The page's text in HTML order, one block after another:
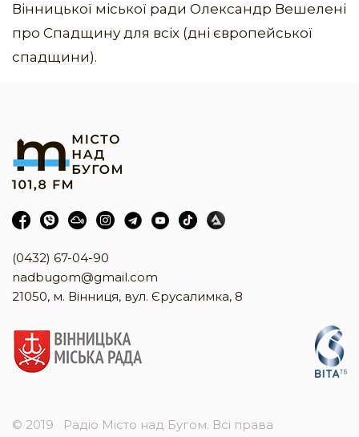
Вінницької міської ради Олександр Вешелені
про Спадщину для всіх (дні європейської
спадщини).
(0432) 67-04-90
nadbugom@gmail.com
21050, м. Вінниця, вул. Єрусалимка, 8
© 2019
Радіо Місто над Бугом. Всі права